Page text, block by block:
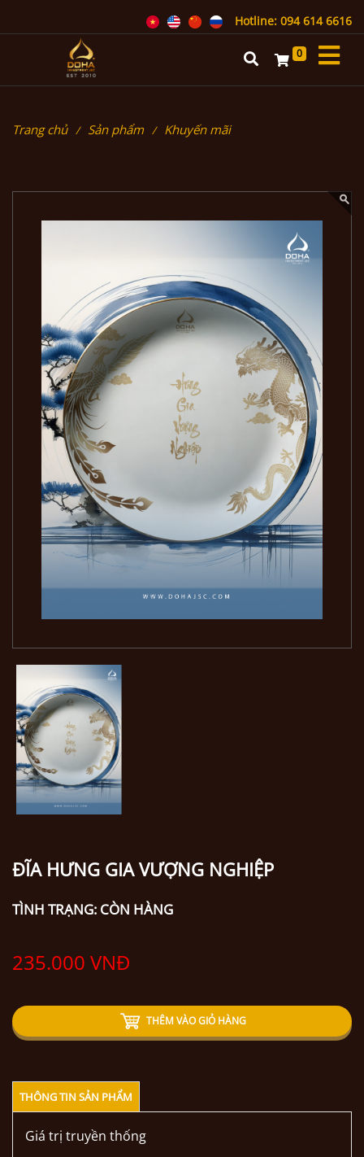
Hotline: 094 614 6616
0
Trang chủ Sản phẩm Khuyến mãi
ĐĨA HƯNG GIA VƯỢNG NGHIỆP
TÌNH TRẠNG: CÒN HÀNG
235.000 VNĐ
THÊM VÀO GIỎ HÀNG
THÔNG TIN SẢN PHẨM
Giá trị truyền thống